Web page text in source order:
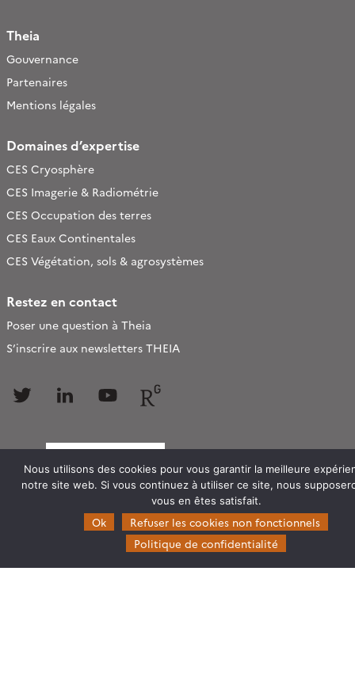
Theia
Gouvernance
Partenaires
Mentions légales
Domaines d’expertise
CES Cryosphère
CES Imagerie & Radiométrie
CES Occupation des terres
CES Eaux Continentales
CES Végétation, sols & agrosystèmes
Restez en contact
Poser une question à Theia
S’inscrire aux newsletters THEIA
Follow Follow
Nous utilisons des cookies pour vous garantir la meilleure
notre site web. Si vous continuez à utiliser ce site, nous
vous en êtes satisfait.
Ok
Refuser les cookies non fonctionnels
Politique de confidentialité